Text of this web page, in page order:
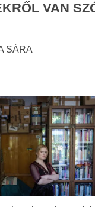
VAN
SÁRA